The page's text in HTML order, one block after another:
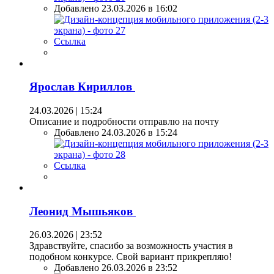
Добавлено 23.03.2026 в 16:02
Ссылка
Ярослав Кириллов
24.03.2026 | 15:24
Описание и подробности отправлю на почту
Добавлено 24.03.2026 в 15:24
Ссылка
Леонид Мышьяков
26.03.2026 | 23:52
Здравствуйте, спасибо за возможность участия в
подобном конкурсе. Свой вариант прикрепляю!
Добавлено 26.03.2026 в 23:52